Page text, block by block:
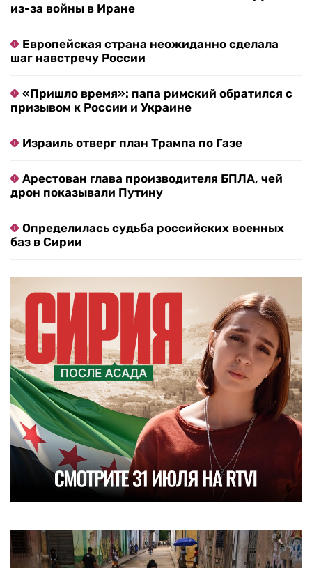
из-за войны в Иране
Европейская страна неожиданно сделала
шаг навстречу России
«Пришло время»: папа римский обратился с
призывом к России и Украине
Израиль отверг план Трампа по Газе
Арестован глава производителя БПЛА, чей
дрон показывали Путину
Определилась судьба российских военных
баз в Сирии